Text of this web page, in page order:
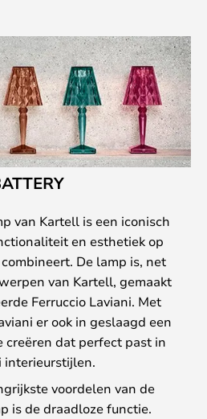
van Kartell is een iconisch
en esthetiek op
De lamp is, net
van Kartell, gemaakt
Ferruccio Laviani. Met
er ook in geslaagd een
dat perfect past in
interieurstijlen.
voordelen van de
is de draadloze functie.